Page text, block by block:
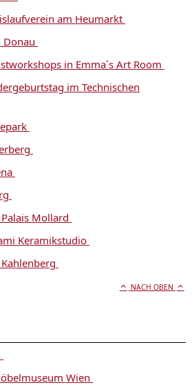
am Heumarkt
Donau
in Emma´s Art Room
im Technischen
Mollard
Keramikstudio
NACH OBEN
Wien